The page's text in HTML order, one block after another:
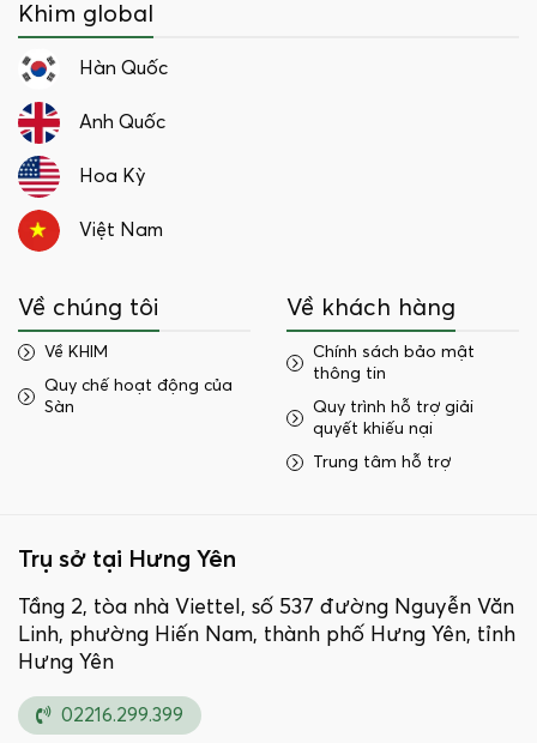
Khim global
Hàn Quốc
Anh Quốc
Hoa Kỳ
Việt Nam
Về chúng tôi
Về KHIM
Quy chế hoạt động của
Sàn
Về khách hàng
Chính sách bảo mật
thông tin
Quy trình hỗ trợ giải
quyết khiếu nại
Trung tâm hỗ trợ
Trụ sở tại Hưng Yên
Tầng 2, tòa nhà Viettel, số 537 đường Nguyễn Văn
Linh, phường Hiến Nam, thành phố Hưng Yên, tỉnh
Hưng Yên
02216.299.399